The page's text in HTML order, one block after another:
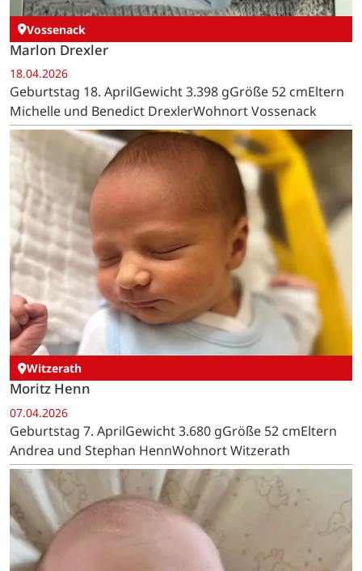
Vossenack
Marlon Drexler
18.04.2026
Geburtstag 18. AprilGewicht 3.398 gGröße 52 cmEltern
Michelle und Benedict DrexlerWohnort Vossenack
Witzerath
Moritz Henn
07.04.2026
Geburtstag 7. AprilGewicht 3.680 gGröße 52 cmEltern
Andrea und Stephan HennWohnort Witzerath